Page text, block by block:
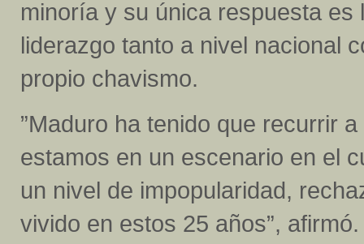
minoría y su única respuesta es
liderazgo tanto a nivel nacional
propio chavismo.
”Maduro ha tenido que recurrir
estamos en un escenario en el
un nivel de impopularidad,
vivido en estos 25 años”, afirmó.